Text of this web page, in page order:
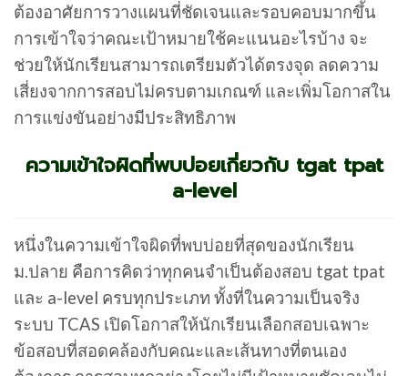
ต้องอาศัยการวางแผนที่ชัดเจนและรอบคอบมากขึ้น
การเข้าใจว่าคณะเป้าหมายใช้คะแนนอะไรบ้าง จะ
ช่วยให้นักเรียนสามารถเตรียมตัวได้ตรงจุด ลดความ
เสี่ยงจากการสอบไม่ครบตามเกณฑ์ และเพิ่มโอกาสใน
การแข่งขันอย่างมีประสิทธิภาพ
ความเข้าใจผิดที่พบบ่อยเกี่ยวกับ tgat tpat
a-level
หนึ่งในความเข้าใจผิดที่พบบ่อยที่สุดของนักเรียน
ม.ปลาย คือการคิดว่าทุกคนจำเป็นต้องสอบ tgat tpat
และ a-level ครบทุกประเภท ทั้งที่ในความเป็นจริง
ระบบ TCAS เปิดโอกาสให้นักเรียนเลือกสอบเฉพาะ
ข้อสอบที่สอดคล้องกับคณะและเส้นทางที่ตนเอง